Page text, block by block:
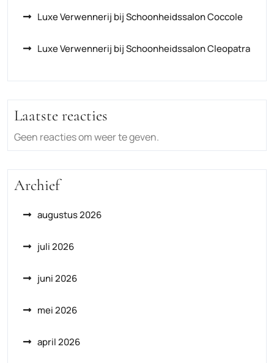
Luxe Verwennerij bij Schoonheidssalon Coccole
Luxe Verwennerij bij Schoonheidssalon Cleopatra
Laatste reacties
Geen reacties om weer te geven.
Archief
augustus 2026
juli 2026
juni 2026
mei 2026
april 2026